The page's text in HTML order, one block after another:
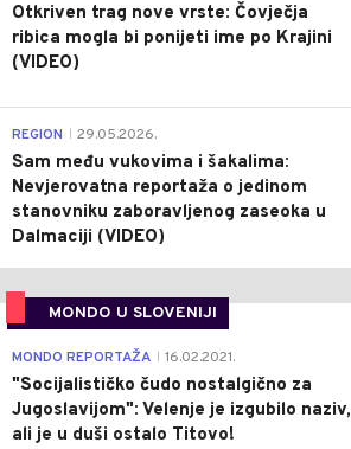
Otkriven trag nove vrste: Čovječja
ribica mogla bi ponijeti ime po Krajini
(VIDEO)
REGION 29.05.2026.
Sam među vukovima i šakalima:
Nevjerovatna reportaža o jedinom
stanovniku zaboravljenog zaseoka u
Dalmaciji (VIDEO)
MONDO U SLOVENIJI
MONDO REPORTAŽA 16.02.2021.
"Socijalističko čudo nostalgično za
Jugoslavijom": Velenje je izgubilo naziv,
ali je u duši ostalo Titovo!